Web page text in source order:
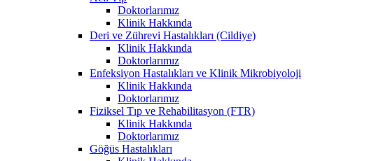
Doktorlarımız
Klinik Hakkında
Deri ve Zührevi Hastalıkları (Cildiye)
Klinik Hakkında
Doktorlarımız
Enfeksiyon Hastalıkları ve Klinik Mikrobiyoloji
Klinik Hakkında
Doktorlarımız
Fiziksel Tıp ve Rehabilitasyon (FTR)
Klinik Hakkında
Doktorlarımız
Göğüs Hastalıkları